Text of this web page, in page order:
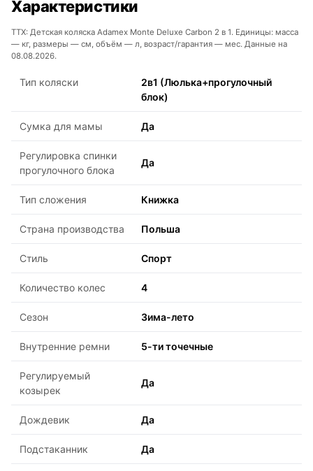
Характеристики
ТТХ: Детская коляска Adamex Monte Deluxe Carbon 2 в 1. Единицы: масса
— кг, размеры — см, объём — л, возраст/гарантия — мес. Данные на
08.08.2026.
Тип коляски
2в1 (Люлька+прогулочный
блок)
Сумка для мамы Да
Регулировка спинки
прогулочного блока
Да
Тип сложения Книжка
Страна производства Польша
Стиль Спорт
Количество колес 4
Сезон Зима-лето
Внутренние ремни 5-ти точечные
Регулируемый
козырек
Да
Дождевик Да
Подстаканник Да